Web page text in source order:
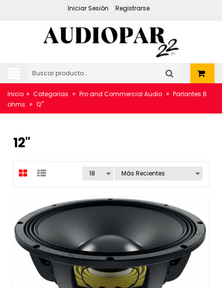
Iniciar Sesión Registrarse
Inicio » Categorías » Pro and Commercial Audio » Parlantes 8
ohms » 12"
12"